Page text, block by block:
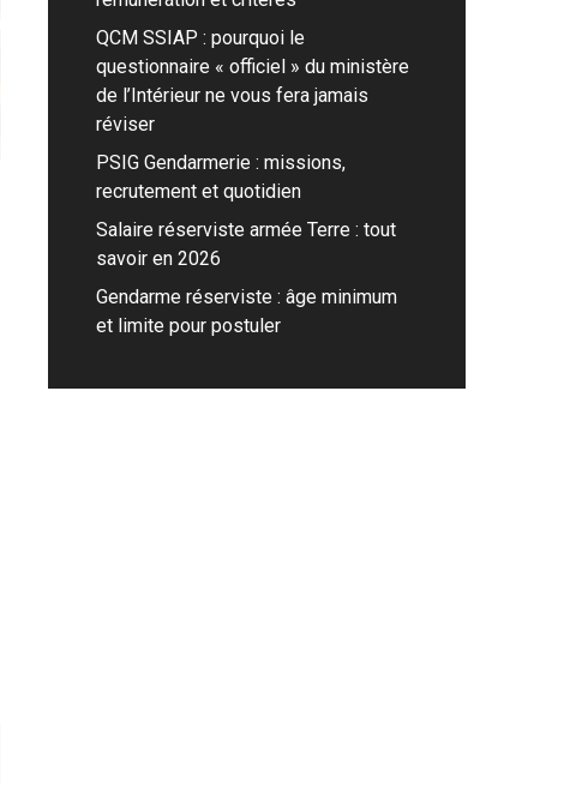
QCM SSIAP : pourquoi le
questionnaire « officiel » du ministère
de l’Intérieur ne vous fera jamais
réviser
PSIG Gendarmerie : missions,
recrutement et quotidien
Salaire réserviste armée Terre : tout
savoir en 2026
Gendarme réserviste : âge minimum
et limite pour postuler